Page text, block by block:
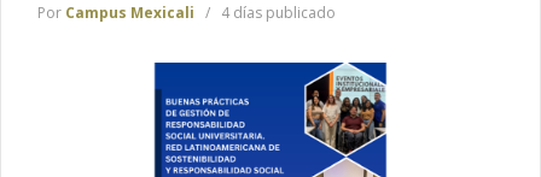
Por Campus Mexicali 4 días publicado